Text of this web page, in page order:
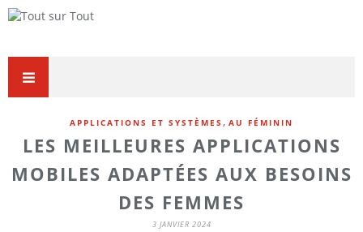
APPLICATIONS ET SYSTÈMES , AU FÉMININ
LES MEILLEURES APPLICATIONS
MOBILES ADAPTÉES AUX BESOINS
DES FEMMES
3 JANVIER 2024